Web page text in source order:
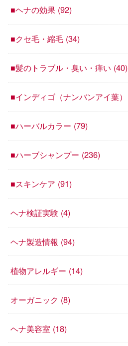
■ヘナの効果 (92)
■クセ毛・縮毛 (34)
■髪のトラブル・臭い・痒い (40)
■インディゴ（ナンバンアイ葉）
■ハーバルカラー (79)
■ハーブシャンプー (236)
■スキンケア (91)
ヘナ検証実験 (4)
ヘナ製造情報 (94)
植物アレルギー (14)
オーガニック (8)
ヘナ美容室 (18)